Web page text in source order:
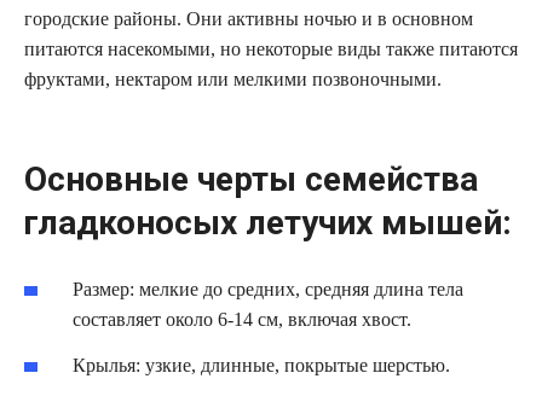
городские районы. Они активны ночью и в основном
питаются насекомыми, но некоторые виды также питаются
фруктами, нектаром или мелкими позвоночными.
Основные черты семейства
гладконосых летучих мышей:
Размер: мелкие до средних, средняя длина тела
составляет около 6-14 см, включая хвост.
Крылья: узкие, длинные, покрытые шерстью.